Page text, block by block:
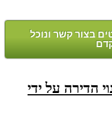
בצור קשר ונוכל
הדירה על ידי